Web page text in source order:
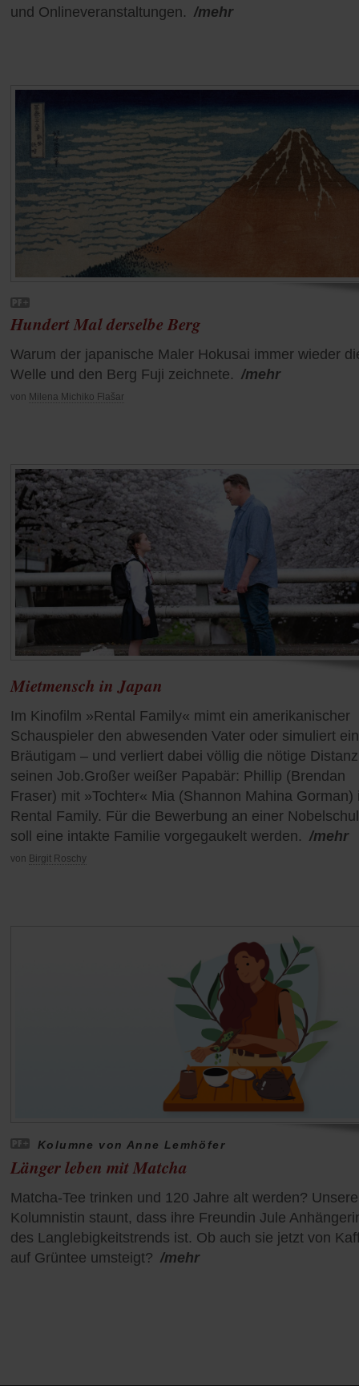
und Onlineveranstaltungen. /mehr
Hundert Mal derselbe Berg
Warum der japanische Maler Hokusai immer wieder
Welle und den Berg Fuji zeichnete. /mehr
von Milena Michiko Flašar
Mietmensch in Japan
Im Kinofilm »Rental Family« mimt ein amerikanischer
Schauspieler den abwesenden Vater oder simuliert
Bräutigam – und verliert dabei völlig die nötige
seinen Job.Großer weißer Papabär: Phillip (Brendan
Fraser) mit »Tochter« Mia (Shannon Mahina Gorman)
Rental Family. Für die Bewerbung an einer
soll eine intakte Familie vorgegaukelt werden. /mehr
von Birgit Roschy
Kolumne von Anne Lemhöfer
Länger leben mit Matcha
Matcha-Tee trinken und 120 Jahre alt werden? Unsere
Kolumnistin staunt, dass ihre Freundin Jule
des Langlebigkeitstrends ist. Ob auch sie jetzt von
auf Grüntee umsteigt? /mehr